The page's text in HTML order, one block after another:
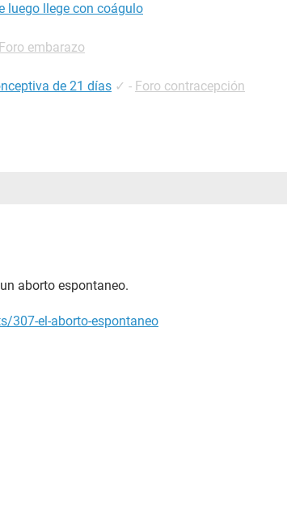
luego llege con coágulo
Foro embarazo
de 21 días ✓ - Foro contracepción
aborto espontaneo.
307-el-aborto-espontaneo